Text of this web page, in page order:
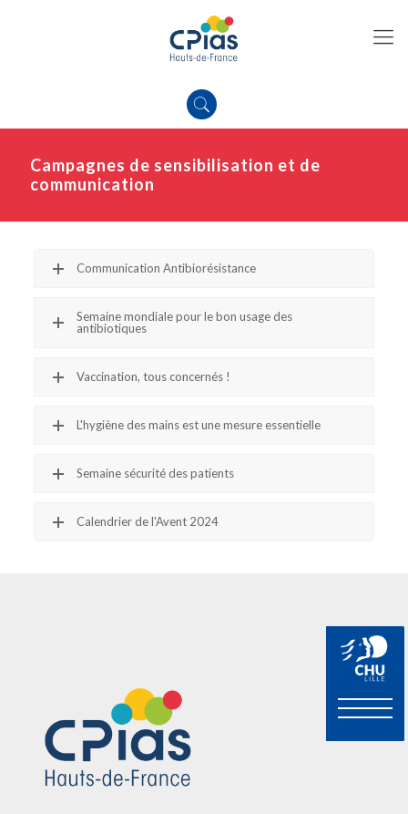
Campagnes de sensibilisation et de
communication
Communication Antibiorésistance
Semaine mondiale pour le bon usage des
antibiotiques
Vaccination, tous concernés !
L'hygiène des mains est une mesure essentielle
Semaine sécurité des patients
Calendrier de l'Avent 2024